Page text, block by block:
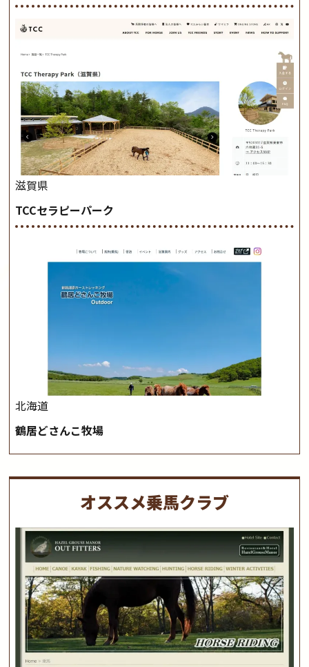
滋賀県
TCCセラピーパーク
北海道
鶴居どさんこ牧場
オススメ乗馬クラブ